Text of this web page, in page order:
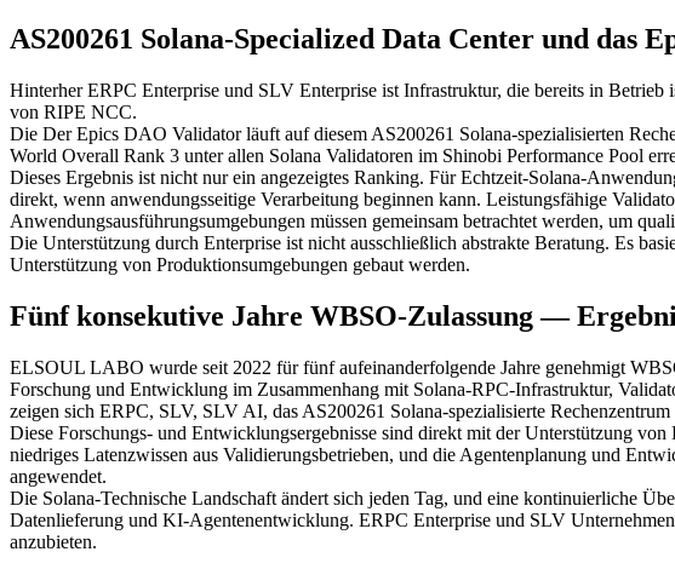
AS200261 Solana-Specialized Data Center und das
Hinterher ERPC Enterprise und SLV Enterprise ist Infrastruktur, die bereits in
von RIPE NCC.
Die Der Epics DAO Validator läuft auf diesem AS200261 Solana-spezialisierten
World Overall Rank 3 unter allen Solana Validatoren im Shinobi Performance Pool
Dieses Ergebnis ist nicht nur ein angezeigtes Ranking. Für Echtzeit-Solana-
direkt, wenn anwendungsseitige Verarbeitung beginnen kann. Leistungsfähige
Anwendungsausführungsumgebungen müssen gemeinsam betrachtet werden, um
Die Unterstützung durch Enterprise ist nicht ausschließlich abstrakte Beratung. Es
Unterstützung von Produktionsumgebungen gebaut werden.
Fünf konsekutive Jahre WBSO-Zulassung —
ELSOUL LABO wurde seit 2022 für fünf aufeinanderfolgende Jahre genehmigt
Forschung und Entwicklung im Zusammenhang mit Solana-RPC-Infrastruktur,
zeigen sich ERPC, SLV, SLV AI, das AS200261 Solana-spezialisierte
Diese Forschungs- und Entwicklungsergebnisse sind direkt mit der Unterstützung
niedriges Latenzwissen aus Validierungsbetrieben, und die Agentenplanung und
angewendet.
Die Solana-Technische Landschaft ändert sich jeden Tag, und eine kontinuierliche
Datenlieferung und KI-Agentenentwicklung. ERPC Enterprise und SLV
anzubieten.